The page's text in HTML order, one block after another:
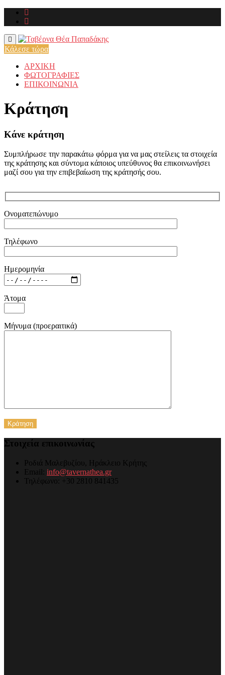
Skip
Κάλεσε τώρα
ΑΡΧΙΚΗ
ΦΩΤΟΓΡΑΦΙΕΣ
ΕΠΙΚΟΙΝΩΝΙΑ
Κράτηση
Κάνε κράτηση
Συμπλήρωσε την παρακάτω φόρμα για να μας στείλεις τα στοιχεία
της κράτησης και σύντομα κάποιος υπεύθυνος θα επικοινωνήσει
μαζί σου για την επιβεβαίωση της κράτησής σου.
Ονοματεπώνυμο
Τηλέφωνο
Ημερομηνία
Άτομα
Μήνυμα (προεραιτικά)
Στοιχεία επικοινωνίας
Ροδιά Μαλεβυζίου, Ηράκλειο Κρήτης
Email: info@tavernathea.gr
Τηλέφωνο: +30 2810 841435